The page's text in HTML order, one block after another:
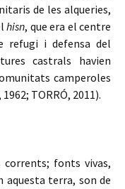
de les alqueries,
hisn, que era el centre
refugi i defensa del
castrals havien
camperoles
TORRÓ, 2011).
corrents; fonts vivas,
aquesta terra, son de